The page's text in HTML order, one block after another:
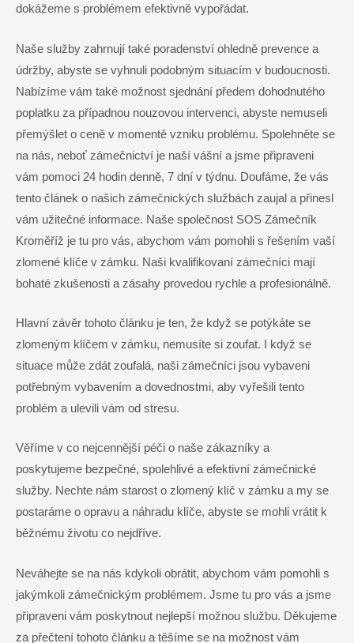
dokážeme s problémem efektivně vypořádat.
Naše služby zahrnují také poradenství ohledně prevence a
údržby, abyste se vyhnuli podobným situacím v budoucnosti.
Nabízíme vám také možnost sjednání předem dohodnutého
poplatku za případnou nouzovou intervenci, abyste nemuseli
přemýšlet o ceně v momentě vzniku problému. Spolehněte se
na nás, neboť zámečnictví je naší vášní a jsme připraveni
vám pomoci 24 hodin denně, 7 dní v týdnu. Doufáme, že vás
tento článek o našich zámečnických službách zaujal a přinesl
vám užitečné informace. Naše společnost SOS Zámečník
Kroměříž je tu pro vás, abychom vám pomohli s řešením vaší
zlomené klíče v zámku. Naši kvalifikovaní zámečníci mají
bohaté zkušenosti a zásahy provedou rychle a profesionálně.
Hlavní závěr tohoto článku je ten, že když se potýkáte se
zlomeným klíčem v zámku, nemusíte si zoufat. I když se
situace může zdát zoufalá, naši zámečníci jsou vybaveni
potřebným vybavením a dovednostmi, aby vyřešili tento
problém a ulevili vám od stresu.
Věříme v co nejcennější péči o naše zákazníky a
poskytujeme bezpečné, spolehlivé a efektivní zámečnické
služby. Nechte nám starost o zlomený klíč v zámku a my se
postaráme o opravu a náhradu klíče, abyste se mohli vrátit k
běžnému životu co nejdříve.
Neváhejte se na nás kdykoli obrátit, abychom vám pomohli s
jakýmkoli zámečnickým problémem. Jsme tu pro vás a jsme
připraveni vám poskytnout nejlepší možnou službu. Děkujeme
za přečtení tohoto článku a těšíme se na možnost vám